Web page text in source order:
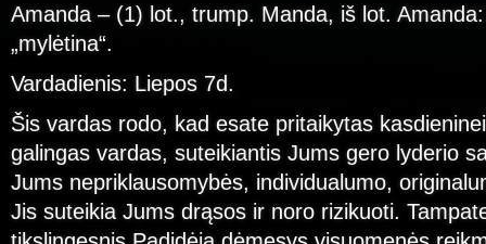
Amanda – (1) lot., trump. Manda, iš lot.
„mylėtina“.
Vardadienis: Liepos 7d.
Šis vardas rodo, kad esate pritaikytas
galingas vardas, suteikiantis Jums gero lyderio
Jums nepriklausomybės, individualumo,
Jis suteikia Jums drąsos ir noro rizikuoti.